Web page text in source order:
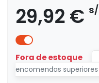
29,92 €
Fora de estoque
encomendas